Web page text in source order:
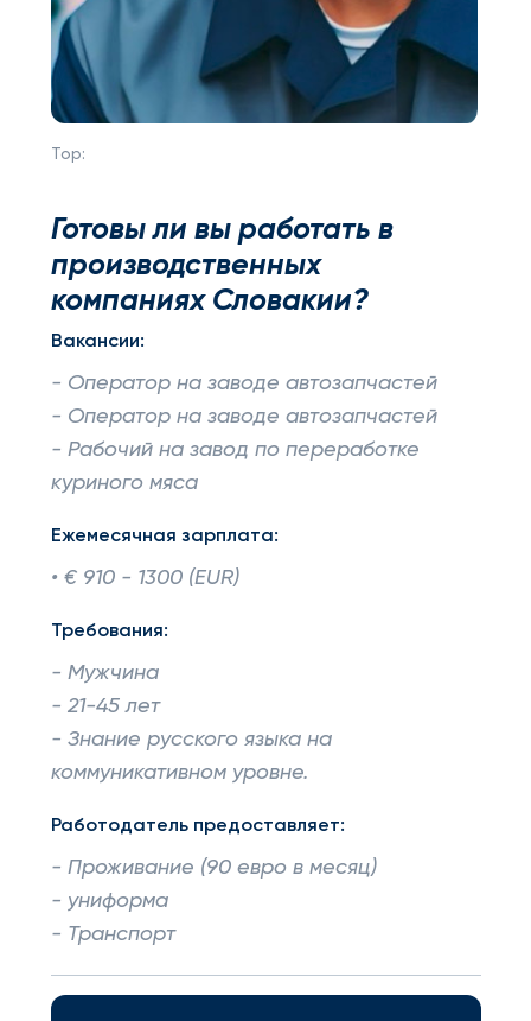
Top:
Готовы ли вы работать в
производственных
компаниях Словакии?
Вакансии:
- Оператор на заводе автозапчастей
- Оператор на заводе автозапчастей
- Рабочий на завод по переработке
куриного мяса
Ежемесячная зарплата:
• € 910 - 1300 (EUR)
Требования:
- Мужчина
- 21-45 лет
- Знание русского языка на
коммуникативном уровне.
Работодатель предоставляет:
- Проживание (90 евро в месяц)
- униформа
- Транспорт